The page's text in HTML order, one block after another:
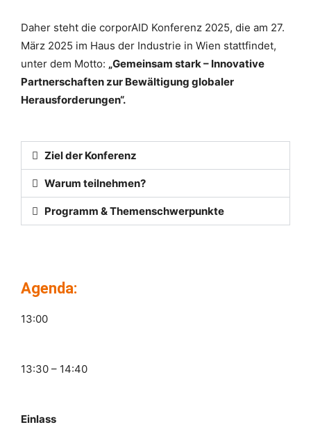
Daher steht die corporAID Konferenz 2025, die am 27.
März 2025 im Haus der Industrie in Wien stattfindet,
unter dem Motto: „Gemeinsam stark – Innovative
Partnerschaften zur Bewältigung globaler
Herausforderungen“.
Ziel der Konferenz
Warum teilnehmen?
Programm & Themenschwerpunkte
Agenda:
13:00
13:30 – 14:40
Einlass